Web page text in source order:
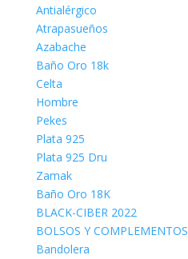
Antialérgico
Atrapasueños
Azabache
Baño Oro 18k
Celta
Hombre
Pekes
Plata 925
Plata 925 Dru
Zamak
Baño Oro 18K
BLACK-CIBER 2022
BOLSOS Y COMPLEMENTOS
Bandolera